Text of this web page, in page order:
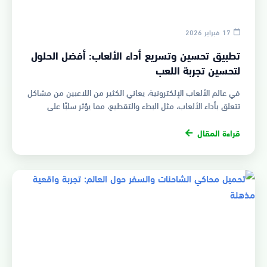
17 فبراير 2026
تطبيق تحسين وتسريع أداء الألعاب: أفضل الحلول
لتحسين تجربة اللعب
في عالم الألعاب الإلكترونية، يعاني الكثير من اللاعبين من مشاكل
تتعلق بأداء الألعاب، مثل البطء والتقطيع، مما يؤثر سلبًا على
قراءة المقال